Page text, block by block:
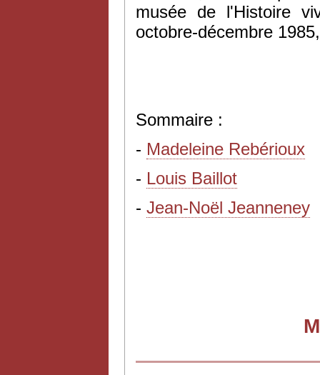
musée de l'Histoire
octobre-décembre
Sommaire :
- Madeleine Rebérioux
- Louis Baillot
- Jean-Noël Jeanneney